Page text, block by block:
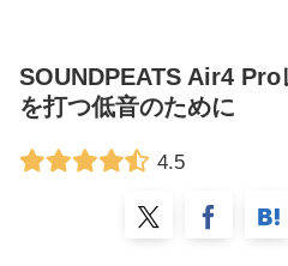
SOUNDPEATS Air4
を打つ低音のために
4.5